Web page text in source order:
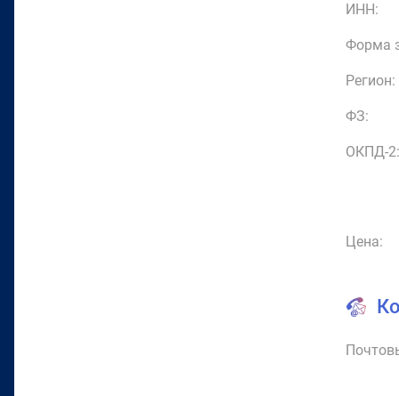
ИНН:
Форма
Регион:
ФЗ:
ОКПД-2:
Цена: